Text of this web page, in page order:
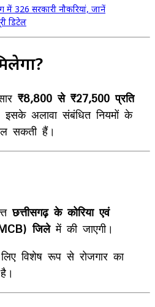
में 326 सरकारी नौकरियां, जानें
डिटेल
₹8,800 से ₹27,500 प्रति
अलावा संबंधित नियमों के
सकती हैं।
छत्तीसगढ़ के कोरिया एवं
जिलेमें की जाएगी।
विशेष रूप से रोजगार का